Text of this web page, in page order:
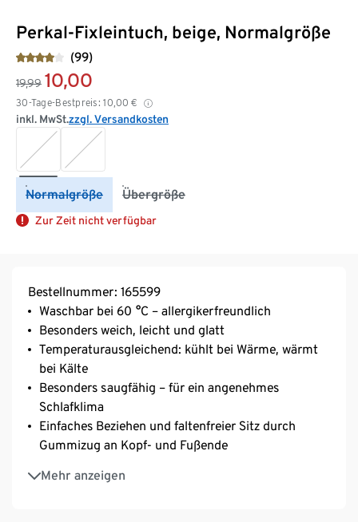
Perkal-Fixleintuch, beige, Normalgröße
(99)
19,99 10,00
30-Tage-Bestpreis: 10,00 €
inkl. MwSt.zzgl. Versandkosten
Normalgröße Übergröße
Zur Zeit nicht verfügbar
Bestellnummer: 165599
Waschbar bei 60 °C – allergikerfreundlich
Besonders weich, leicht und glatt
Temperaturausgleichend: kühlt bei Wärme, wärmt
bei Kälte
Besonders saugfähig – für ein angenehmes
Schlafklima
Einfaches Beziehen und faltenfreier Sitz durch
Gummizug an Kopf- und Fußende
Mehr anzeigen
Geeignet für Matratzen mit einer Höhe von bis zu